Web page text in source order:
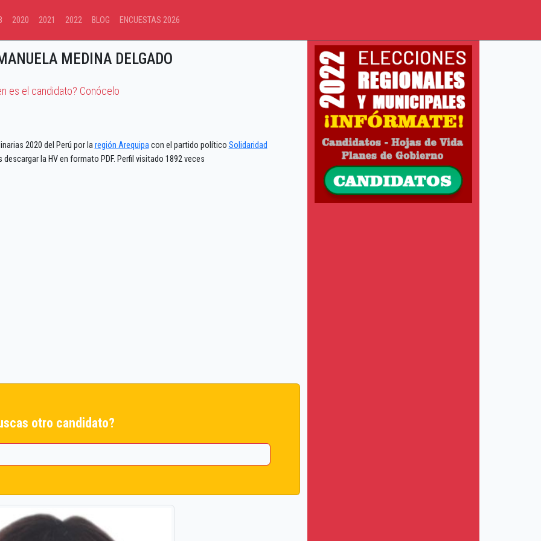
2020 2021 2022 BLOG ENCUESTAS 2026
MEDINA DELGADO
es el candidato? Conócelo
2020 del Perú por laregión Arequipacon el partido político Solidaridad
descargar la HV en formato PDF. Perfil visitado 1892 veces
otro candidato?